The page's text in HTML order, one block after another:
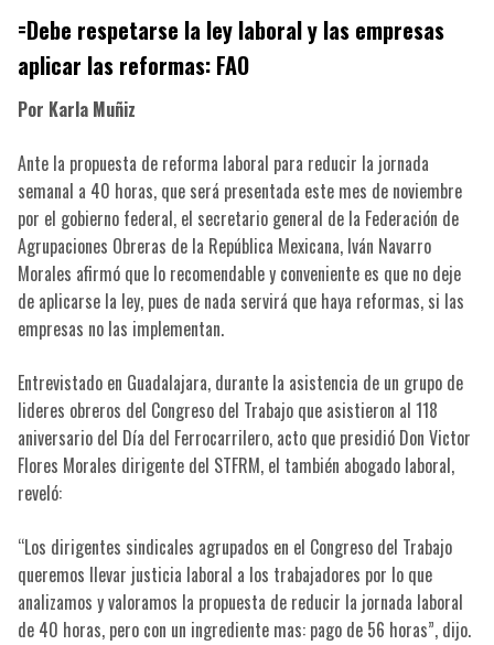
=Debe respetarse la ley laboral y las empresas
aplicar las reformas: FAO
Por Karla Muñiz
Ante la propuesta de reforma laboral para reducir la jornada
semanal a 40 horas, que será presentada este mes de noviembre
por el gobierno federal, el secretario general de la Federación de
Agrupaciones Obreras de la República Mexicana, Iván Navarro
Morales afirmó que lo recomendable y conveniente es que no deje
de aplicarse la ley, pues de nada servirá que haya reformas, si las
empresas no las implementan.
Entrevistado en Guadalajara, durante la asistencia de un grupo de
lideres obreros del Congreso del Trabajo que asistieron al 118
aniversario del Día del Ferrocarrilero, acto que presidió Don Victor
Flores Morales dirigente del STFRM, el también abogado laboral,
reveló:
“Los dirigentes sindicales agrupados en el Congreso del Trabajo
queremos llevar justicia laboral a los trabajadores por lo que
analizamos y valoramos la propuesta de reducir la jornada laboral
de 40 horas, pero con un ingrediente mas: pago de 56 horas”, dijo.